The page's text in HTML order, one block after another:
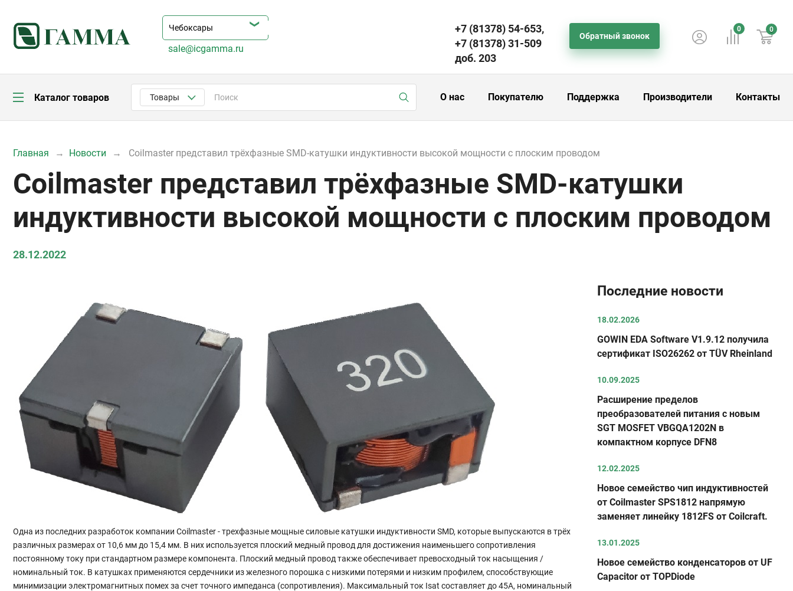
+7 (81378) 54-653,
+7 (81378) 31-509
доб. 203
Обратный звонок
sale@icgamma.ru
0 0
Каталог товаров Товары О нас Покупателю Поддержка Производители Контакты
Главная Новости Coilmaster представил трёхфазные SMD-катушки индуктивности высокой мощности с плоским проводом
Coilmaster представил трёхфазные SMD-катушки
индуктивности высокой мощности с плоским проводом
28.12.2022
Одна из последних разработок компании Coilmaster - трехфазные мощные силовые катушки индуктивности SMD, которые выпускаются в трёх
различных размерах от 10,6 мм до 15,4 мм. В них используется плоский медный провод для достижения наименьшего сопротивления
постоянному току при стандартном размере компонента. Плоский медный провод также обеспечивает превосходный ток насыщения /
номинальный ток. В катушках применяются сердечники из железного порошка с низкими потерями и низким профилем, способствующие
минимизации электромагнитных помех за счет точного импеданса (сопротивления). Максимальный ток Isat составляет до 45А, номинальный
Последние новости
18.02.2026
GOWIN EDA Software V1.9.12 получила
сертификат ISO26262 от TÜV Rheinland
10.09.2025
Расширение пределов
преобразователей питания с новым
SGT MOSFET VBGQA1202N в
компактном корпусе DFN8
12.02.2025
Новое семейство чип индуктивностей
от Coilmaster SPS1812 напрямую
заменяет линейку 1812FS от Coilcraft.
13.01.2025
Новое семейство конденсаторов от UF
Capacitor от TOPDiode